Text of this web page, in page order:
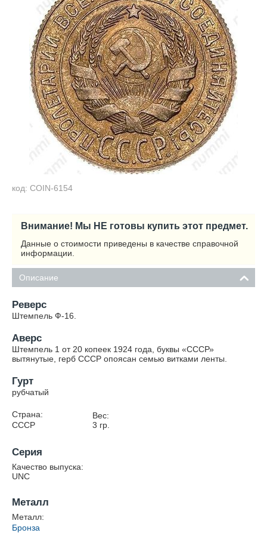
код: COIN-6154
Внимание! Мы НЕ готовы купить этот предмет.
Данные о стоимости приведены в качестве справочной
информации.
Описание
Реверс
Штемпель Ф-16.
Аверс
Штемпель 1 от 20 копеек 1924 года, буквы «СССР»
вытянутые, герб СССР опоясан семью витками ленты.
Гурт
рубчатый
Страна:
СССР
Вес:
3 гр.
Серия
Качество выпуска:
UNC
Металл
Металл:
Бронза